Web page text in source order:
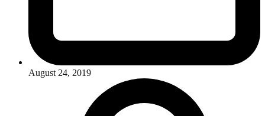
August 24, 2019